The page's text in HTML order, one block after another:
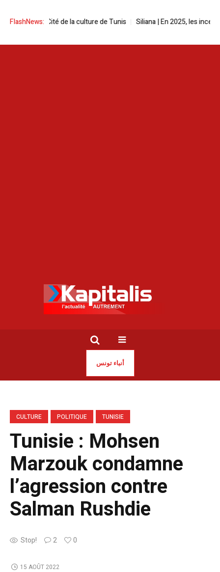
FlashNews:
à la Cité de la culture de Tunis Siliana | En 2025, les incendies ont
أنباء تونس
CULTURE POLITIQUE TUNISIE
Tunisie : Mohsen
Marzouk condamne
l’agression contre
Salman Rushdie
Stop! 2 0
15 AOÛT 2022